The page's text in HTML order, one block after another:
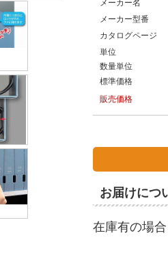
メーカー名
メーカー型番
カタログページ
単位
数量単位
標準価格
販売価格
お届けにつ
在庫有の場